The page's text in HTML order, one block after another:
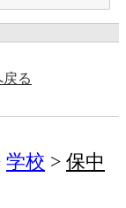
る
学校
保中